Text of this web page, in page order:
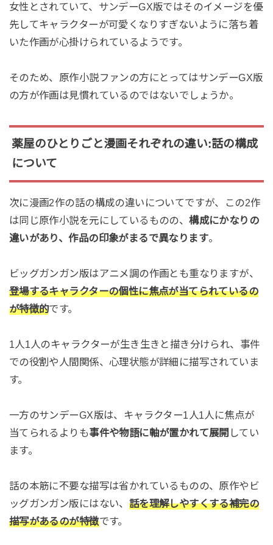
女性とされていて、サンデーGX版ではそのイメージを優
先してキャラクターが可愛くなりすぎないように落ち着
いた作画が心掛けられているようです。
そのため、原作小説ファンの方にとってはサンデーGX版
の方が作画は見慣れているのではないでしょうか。
薬屋のひとりごと漫画それぞれの違い:話の構成
について
次に漫画2作の話の構成の違いについてですが、この2作
は同じ原作小説を元にしているものの、構成にかなりの
違いがあり、作品の印象がまるで異なります。
ビッグガンガン版はアニメ調の作画とも重なりますが、
登場するキャラクターの個性に焦点が当てられているの
が特徴的です。
1人1人のキャラクターが生き生きと描き分けられ、事件
での役割や人間関係、心理状態が詳細に描写されていま
す。
一方のサンデーGX版は、キャラクター1人1人に焦点が
当てられるよりも事件や物語に軸が置かれて展開 してい
ます。
話の本筋に不要な描写は省かれているものの、原作やビ
ッグガンガン版にはない、 話を理解しやすくする補完の
描写があるのが特徴です。